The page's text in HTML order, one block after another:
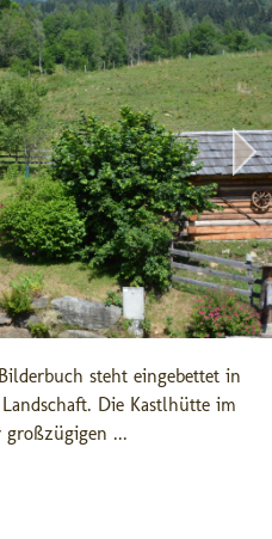
steht eingebettet in
Die Kastlhütte im
...